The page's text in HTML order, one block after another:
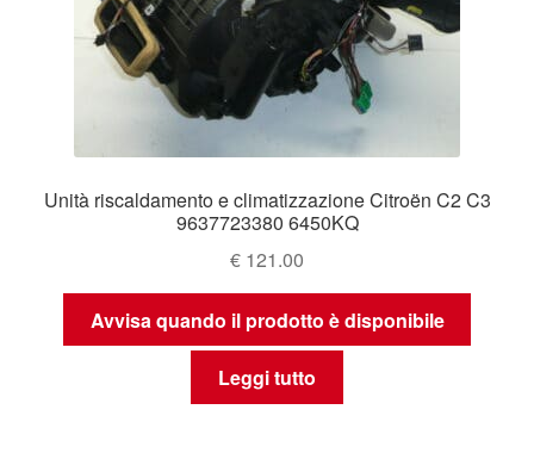
Unità riscaldamento e climatizzazione Citroën C2 C3
9637723380 6450KQ
€ 121.00
Avvisa quando il prodotto è disponibile
Leggi tutto